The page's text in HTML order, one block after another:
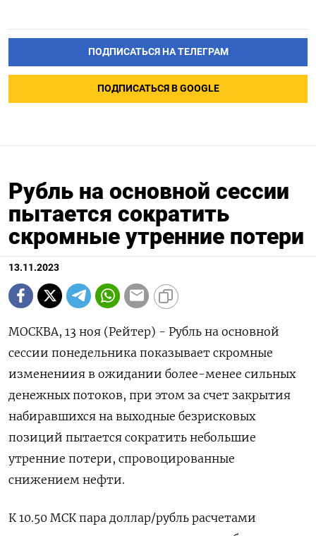
ПОДПИСАТЬСЯ НА ТЕЛЕГРАМ
ПОДПИСАТЬСЯ В GOOGLE
Рубль на основной сессии
пытается сократить
скромные утренние потери
13.11.2023
МОСКВА, 13 ноя (Рейтер) - Рубль на основной
сессии понедельника показывает скромные
изменениия в ожидании более-менее сильных
денежных потоков, при этом за счет закрытия
набиравшихся на выходные безрисковых
позиций пытается сократить небольшие
утренние потери, спровоцированные
снижением нефти.
К 10.50 МСК пара доллар/рубль расчетами